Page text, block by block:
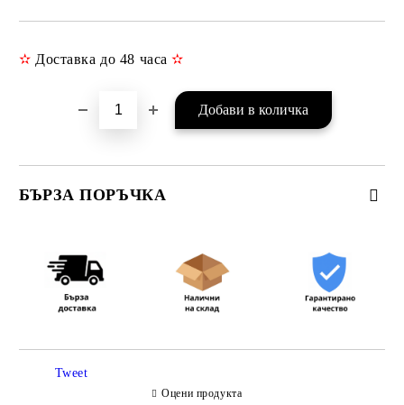
✫ Доставка до 48 часа✫
БЪРЗА ПОРЪЧКА
Tweet
Оцени продукта